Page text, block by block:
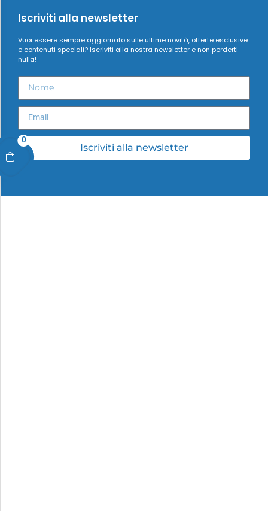
0
Iscriviti alla newsletter
Vuoi essere sempre aggiornato sulle ultime novità, offerte esclusive
e contenuti speciali? Iscriviti alla nostra newsletter e non perderti
nulla!
Iscriviti alla newsletter